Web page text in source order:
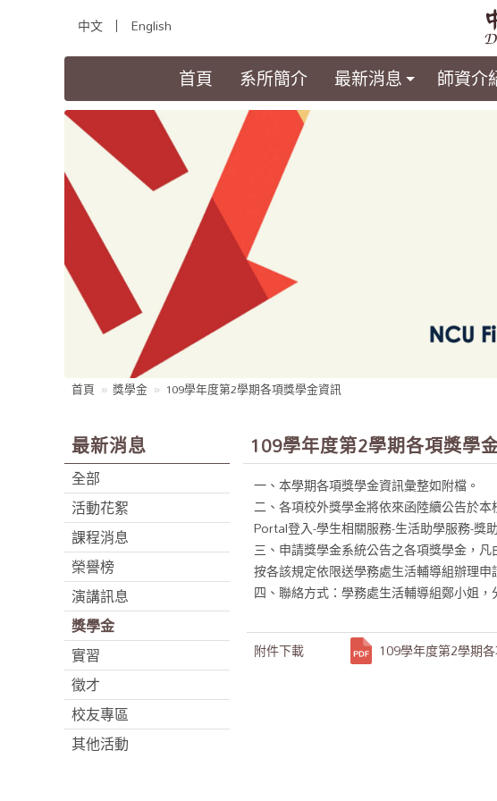
中文 English
首頁 (current)
系所簡介 最新消息 師資介
首頁 獎學金 109學年度第2學期各項獎學金資訊
最新消息
全部
活動花絮
課程消息
榮譽榜
演講訊息
獎學金
實習
徵才
校友專區
其他活動
109學年度第2學期各項獎學
一、本學期各項獎學金資訊彙整如附檔。
二、各項校外獎學金將依來函陸續公告於本
Portal登入-學生相關服務-生活助學服務-獎
三、申請獎學金系統公告之各項獎學金，
按各該規定依限送學務處生活輔導組辦理申
四、聯絡方式：學務處生活輔導組鄭小姐
附件下載 109學年度第2學期